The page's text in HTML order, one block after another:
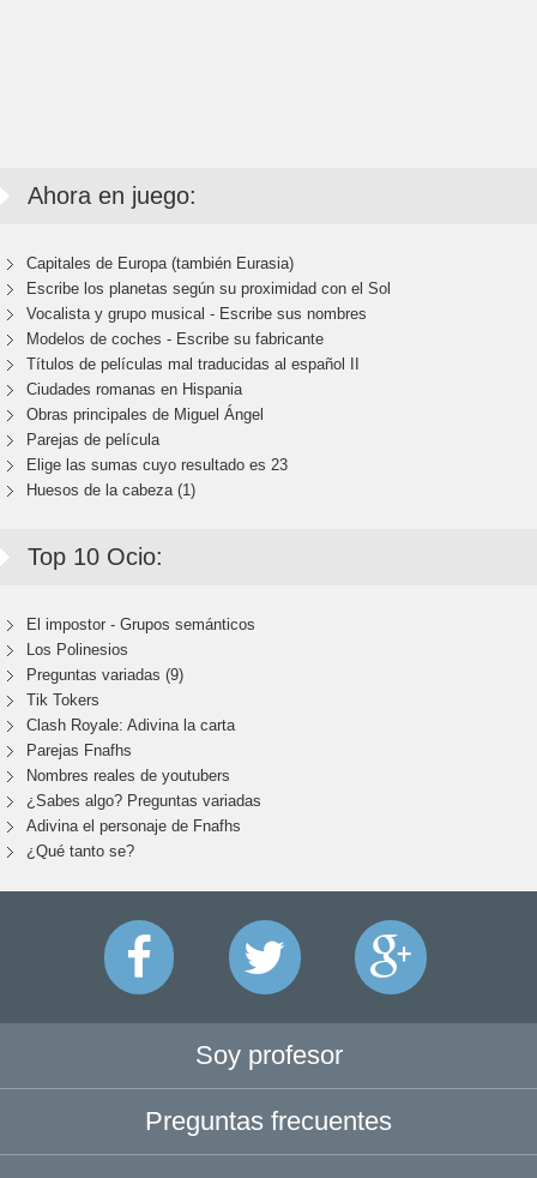
Ahora en juego:
Capitales de Europa (también Eurasia)
Escribe los planetas según su proximidad con el Sol
Vocalista y grupo musical - Escribe sus nombres
Modelos de coches - Escribe su fabricante
Títulos de películas mal traducidas al español II
Ciudades romanas en Hispania
Obras principales de Miguel Ángel
Parejas de película
Elige las sumas cuyo resultado es 23
Huesos de la cabeza (1)
Top 10 Ocio:
El impostor - Grupos semánticos
Los Polinesios
Preguntas variadas (9)
Tik Tokers
Clash Royale: Adivina la carta
Parejas Fnafhs
Nombres reales de youtubers
¿Sabes algo? Preguntas variadas
Adivina el personaje de Fnafhs
¿Qué tanto se?
Soy profesor
Preguntas frecuentes